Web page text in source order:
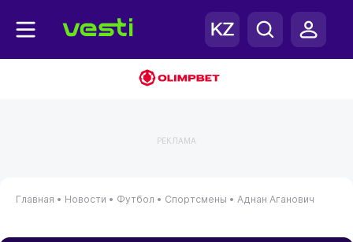
РЕКЛАМА
Главная • Новости • Футбол • Спортсмены • Аднан Аганович